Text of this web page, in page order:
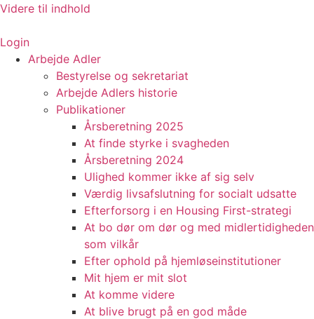
Videre til indhold
Login
Arbejde Adler
Bestyrelse og sekretariat
Arbejde Adlers historie
Publikationer
Årsberetning 2025
At finde styrke i svagheden
Årsberetning 2024
Ulighed kommer ikke af sig selv
Værdig livsafslutning for socialt udsatte
Efterforsorg i en Housing First-strategi
At bo dør om dør og med midlertidigheden
som vilkår
Efter ophold på hjemløseinstitutioner
Mit hjem er mit slot
At komme videre
At blive brugt på en god måde